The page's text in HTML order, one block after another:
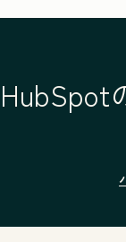
HubSpot